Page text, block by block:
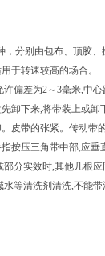
，分别由包布、顶胶
于转速较高的场合。
偏差为2～3毫米,中
卸下来,将带装上或卸
皮带的张紧。传动带
按压三角带中部,应垂
分实效时,其他几根
等清洗剂清洗,不能